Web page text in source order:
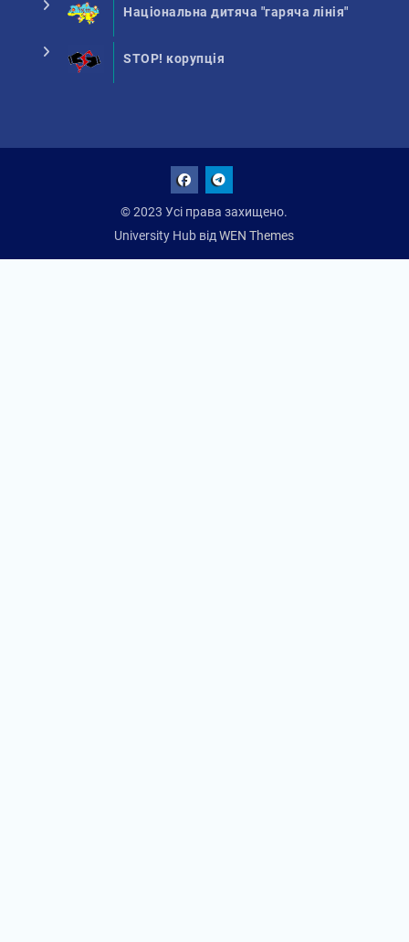
Національна дитяча "гаряча лінія"
STOP! корупція
© 2023 Усі права захищено.
University Hub відWEN Themes